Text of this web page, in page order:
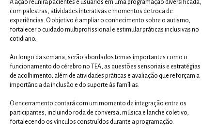
A ação reunirá pacientes e usuários em uma programação diversificada,
com palestras, atividades interativas e momentos de troca de
experiências. O objetivo é ampliar o conhecimento sobre o autismo,
fortalecer o cuidado multiprofissional e estimular práticas inclusivas no
cotidiano.
Ao longo da semana, serão abordados temas importantes como o
funcionamento do cérebro no TEA, as questões sensoriais e estratégias
de acolhimento, além de atividades práticas e avaliação que reforçam a
importância da inclusão e do suporte às famílias.
O encerramento contará com um momento de integração entre os
participantes, incluindo roda de conversa, música e lanche coletivo,
fortalecendo os vínculos construídos durante a programação.